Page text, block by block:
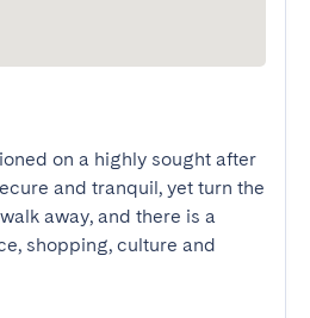
on a highly sought after
and tranquil, yet turn the
away, and there is a
shopping, culture and